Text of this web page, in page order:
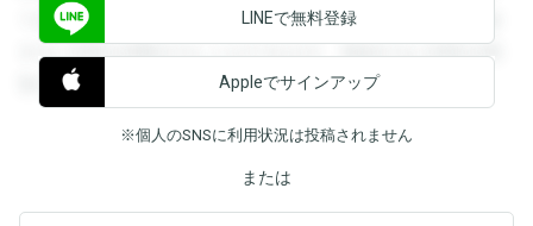
できます。登録すると回答を閲覧することができます。登録
すると回答を閲覧することができます。登録すると回答を閲
覧することができます。
LINEで無料登録
Appleでサインアップ
※個人のSNSに利用状況は投稿されません
または